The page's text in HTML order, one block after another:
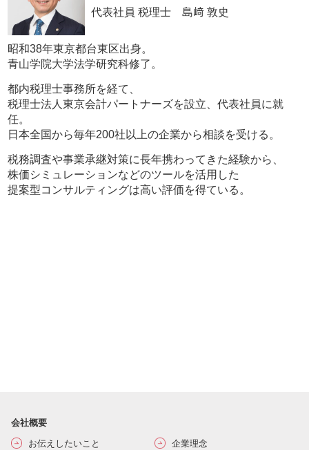
代表社員 税理士 島﨑 敦史
昭和38年東京都台東区出身。
青山学院大学法学研究科修了。
都内税理士事務所を経て、
税理士法人東京会計パートナーズを設立、代表社員に就
任。
日本全国から毎年200社以上の企業から相談を受ける。
税務調査や事業承継対策に長年携わってきた経験から、
株価シミュレーションなどのツールを活用した
提案型コンサルティングは高い評価を得ている。
会社概要
お伝えしたいこと
企業理念